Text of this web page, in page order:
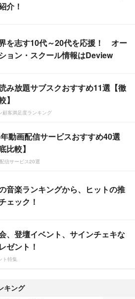
介！
を志す10代～20代を応援！ オー
ョン・スクール情報はDeview
み放題サブスクおすすめ11選【徹
】
顧客満足度ランキング
動画配信サービスおすすめ40選
比較】
信サービス20選
音楽ランキングから、ヒットの推
ェック！
、登壇イベント、サインチェキな
ゼント！
ト特集
キング